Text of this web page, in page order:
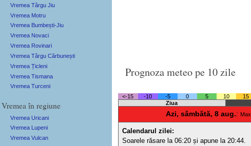
Prognoza meteo pe 10 zile
<-15 -10 -5 0 5 10 15
Ziua
Azi, sâmbătă, 8 aug.: Max
Calendarul zilei:
Soarele răsare la 06:20 și apune la 20:44.
Vremea Târgu Jiu
Vremea Motru
Vremea Bumbești-Jiu
Vremea Novaci
Vremea Rovinari
Vremea Târgu Cărbunești
Vremea Țicleni
Vremea Tismana
Vremea Turceni
Vremea în regiune
Vremea Uricani
Vremea Lupeni
Vremea Vulcan